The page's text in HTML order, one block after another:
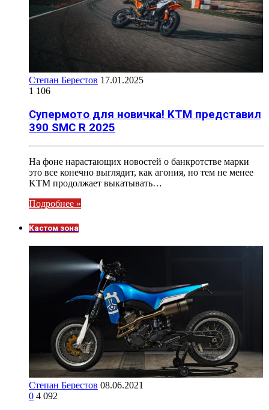
Степан Берестов 17.01.2025
1 106
Супермото для новичка! KTM представил
390 SMC R 2025
На фоне нарастающих новостей о банкротстве марки
это все конечно выглядит, как агония, но тем не менее
KTM продолжает выкатывать…
Подробнее »
Кастом зона
Степан Берестов 08.06.2021
0 4 092